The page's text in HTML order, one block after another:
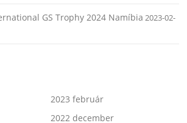
GS Trophy 2024 Namíbia 2023-02-
2023 február
2022 december